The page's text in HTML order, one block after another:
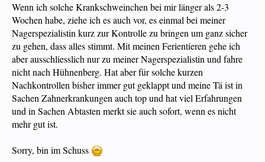
Wenn ich solche Krankschweinchen bei mir länger als 2-3
Wochen habe, ziehe ich es auch vor, es einmal bei meiner
Nagerspezialistin kurz zur Kontrolle zu bringen um ganz sicher
zu gehen, dass alles stimmt. Mit meinen Ferientieren gehe ich
aber ausschliesslich nur zu meiner Nagerspezialistin und fahre
nicht nach Hühnenberg. Hat aber für solche kurzen
Nachkontrollen bisher immer gut geklappt und meine Tä ist in
Sachen Zahnerkrankungen auch top und hat viel Erfahrungen
und in Sachen Abtasten merkt sie auch sofort, wenn es nicht
mehr gut ist.
Sorry, bin im Schuss